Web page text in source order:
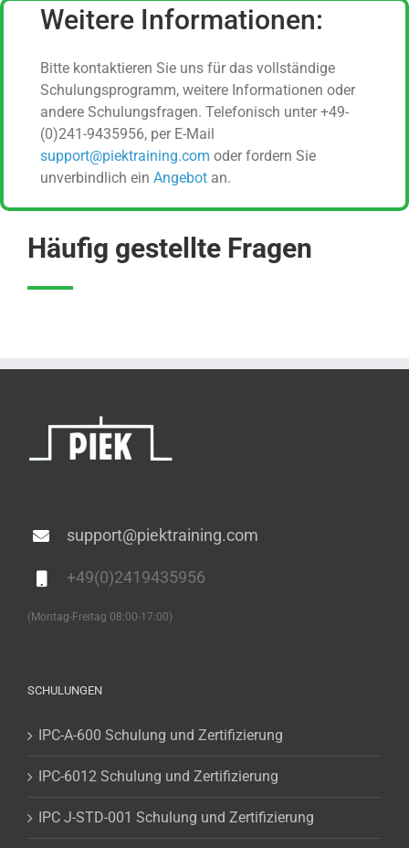
Weitere Informationen:
Bitte kontaktieren Sie uns für das vollständige
Schulungsprogramm, weitere Informationen oder
andere Schulungsfragen. Telefonisch unter +49-
(0)241-9435956, per E-Mail
support@piektraining.com oder fordern Sie
unverbindlich ein Angebot an.
Häufig gestellte Fragen
support@piektraining.com
+49(0)2419435956
(Montag-Freitag 08:00-17:00)
SCHULUNGEN
IPC-A-600 Schulung und Zertifizierung
IPC-6012 Schulung und Zertifizierung
IPC J-STD-001 Schulung und Zertifizierung